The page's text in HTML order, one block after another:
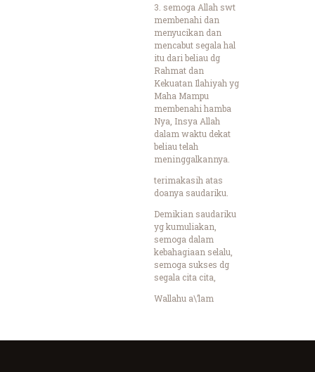
3. semoga Allah swt
membenahi dan
menyucikan dan
mencabut segala hal
itu dari beliau dg
Rahmat dan
Kekuatan Ilahiyah yg
Maha Mampu
membenahi hamba
Nya, Insya Allah
dalam waktu dekat
beliau telah
meninggalkannya.
terimakasih atas
doanya saudariku.
Demikian saudariku
yg kumuliakan,
semoga dalam
kebahagiaan selalu,
semoga sukses dg
segala cita cita,
Wallahu a\’lam